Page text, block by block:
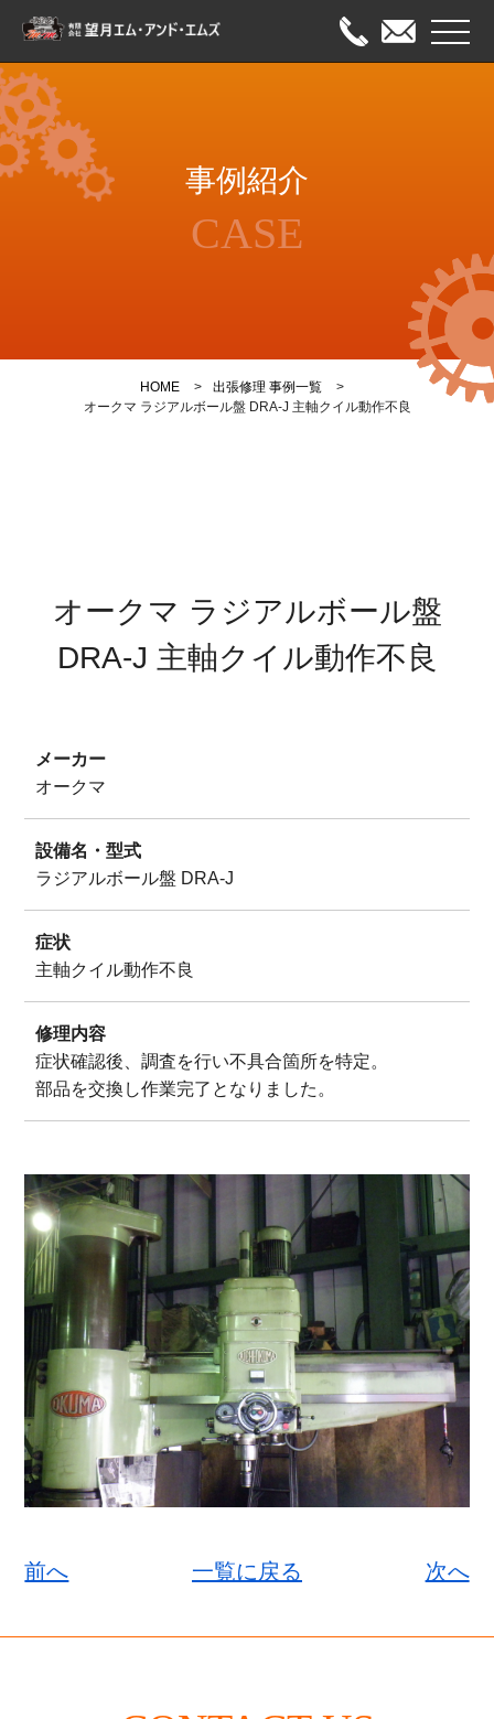
メニ
HOME
出張修理
オーバーホール
事例紹介
会社案内
事例紹介
CASE
HOME
出張修理 事例一覧
オークマ ラジアルボール盤 DRA-J 主軸クイル動作不良
オークマ ラジアルボール盤
DRA-J 主軸クイル動作不良
メーカー
オークマ
設備名・型式
ラジアルボール盤 DRA-J
症状
主軸クイル動作不良
修理内容
症状確認後、調査を行い不具合箇所を特定。
部品を交換し作業完了となりました。
前へ 一覧に戻る 次へ